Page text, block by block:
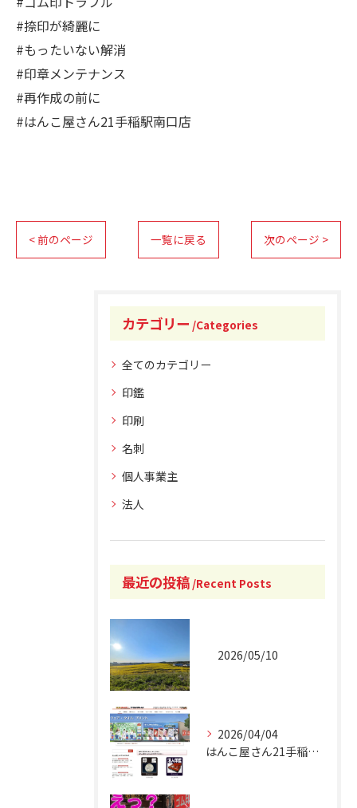
#捺印が綺麗に
#もったいない解消
#印章メンテナンス
#再作成の前に
#はんこ屋さん21手稲駅南口店
< 前のページ 一覧に戻る 次のページ >
カテゴリー Categories
全てのカテゴリー
印鑑
印刷
名刺
個人事業主
法人
最近の投稿 Recent Posts
2026/05/10
2026/04/04
はんこ屋さん21手稲駅南口店 オフィシャルホームページリニュ...